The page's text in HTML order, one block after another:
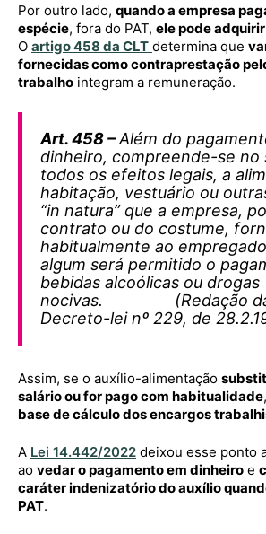
Por outro lado, quando a empresa
espécie, fora do PAT, ele pode
O artigo 458 da CLT determina que
fornecidas como contraprestação
trabalho integram a remuneração.
Art. 458 –Além do
dinheiro, compreende-se no
todos os efeitos legais, a
habitação, vestuário ou
“in natura” que a empresa,
contrato ou do costume,
habitualmente ao
algum será permitido o
bebidas alcoólicas ou drogas
nocivas. (Redação
Decreto-lei nº 229, de
Assim, se o auxílio-alimentação
salário ou for pago com habitualidade,
base de cálculo dos encargos
A Lei 14.442/2022 deixou esse ponto
ao vedar o pagamento em dinheiro e
caráter indenizatório do auxílio
PAT.